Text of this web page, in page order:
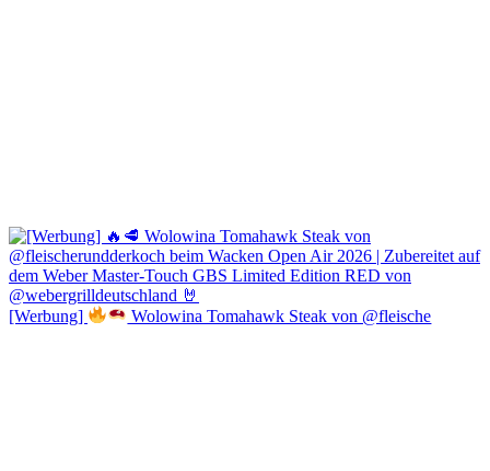
[Werbung] Wolowina Tomahawk Steak von @fleische